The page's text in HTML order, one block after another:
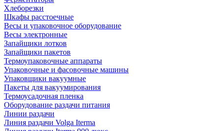
Хлеборезки
Шкафы расстоечные
Весы и упаковочное оборудование
Весы электронные
Запайщики лотков
Запайщики пакетов
Термоупаковочные аппараты
Упаковочные и фасовочные машины
Упаковщики вакуумные
Пакеты для вакуумирования
Термоусадочная пленка
Оборудование раздачи питания
Линии раздачи
Линия раздачи Volga Iterma